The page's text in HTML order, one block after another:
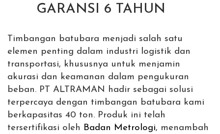
GARANSI 6 TAHUN
Timbangan batubara menjadi salah satu
elemen penting dalam industri logistik dan
transportasi, khususnya untuk menjamin
akurasi dan keamanan dalam pengukuran
beban. PT ALTRAMAN hadir sebagai solusi
terpercaya dengan timbangan batubara kami
berkapasitas 40 ton. Produk ini telah
tersertifikasi oleh Badan Metrologi, menambah